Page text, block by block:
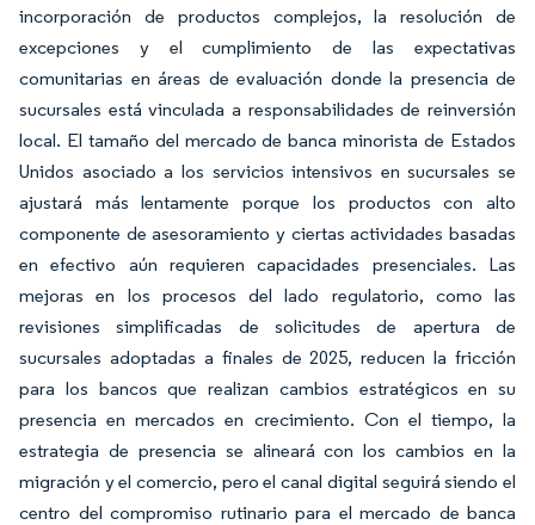
incorporación de productos complejos, la resolución de
excepciones y el cumplimiento de las expectativas
comunitarias en áreas de evaluación donde la presencia de
sucursales está vinculada a responsabilidades de reinversión
local. El tamaño del mercado de banca minorista de Estados
Unidos asociado a los servicios intensivos en sucursales se
ajustará más lentamente porque los productos con alto
componente de asesoramiento y ciertas actividades basadas
en efectivo aún requieren capacidades presenciales. Las
mejoras en los procesos del lado regulatorio, como las
revisiones simplificadas de solicitudes de apertura de
sucursales adoptadas a finales de 2025, reducen la fricción
para los bancos que realizan cambios estratégicos en su
presencia en mercados en crecimiento. Con el tiempo, la
estrategia de presencia se alineará con los cambios en la
migración y el comercio, pero el canal digital seguirá siendo el
centro del compromiso rutinario para el mercado de banca